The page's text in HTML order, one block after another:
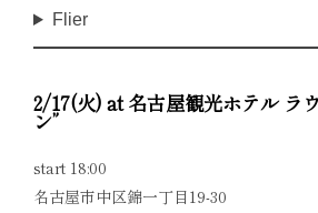
Flier
2/17(火) at 名古屋観光ホテル ラ
ン”
start 18:00
名古屋市中区錦一丁目19-30